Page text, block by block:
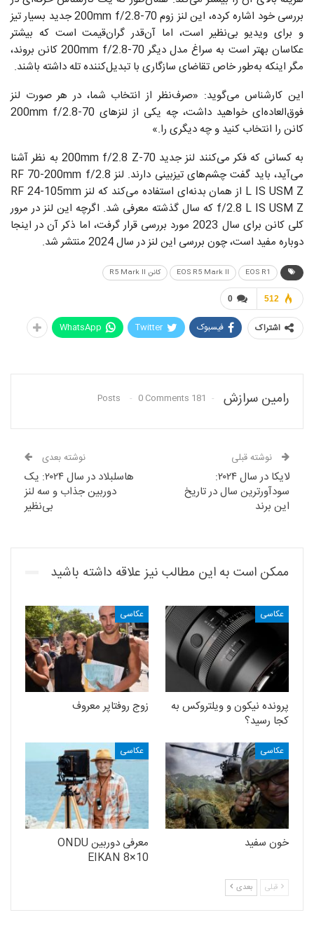
بررسی خود اشاره کرده، این لنز زوم 70-200mm f/2.8 جدید بسیار تیز
و برای ویدیو بی‌نظیر است، اما آن‌قدر گران‌قیمت است که بیشتر
عکاسان بهتر است به سراغ مدل دیگر 70-200mm f/2.8 کانن بروند،
مگر اینکه به‌طور خاص تقاضای سازگاری با تبدیل‌کننده تله داشته باشند.
این کارشناس می‌گوید: «صرف‌نظر از انتخاب شما، در هر صورت لنز
فوق‌العاده‌ای خواهید داشت، چه یکی از لنزهای 70-200mm f/2.8
کانن را انتخاب کنید و چه دیگری را.»
به کسانی که فکر می‌کنند لنز جدید 70-200mm f/2.8 Z به نظر آشنا
می‌آید، باید گفت چشم‌های تیزبینی دارند. لنز RF 70-200mm f/2.8
L IS USM Z از همان بدنه‌ای استفاده می‌کند که لنز RF 24-105mm
f/2.8 L IS USM Z که سال گذشته معرفی شد. اگرچه این لنز در مرور
کلی کانن برای سال 2023 مورد بررسی قرار گرفت، اما ذکر آن در اینجا
دوباره مفید است، چون بررسی این لنز در سال 2024 منتشر شد.
EOS R1
EOS R5 Mark II کانن R5 Mark II
0 512
اشتراک فیسبوک Twitter
WhatsApp
رامین سرازش 181 Posts
0 Comments
نوشته قبلی
لایکا در سال ۲۰۲۴:
سودآورترین سال در تاریخ
این برند
نوشته بعدی
هاسلبلاد در سال ۲۰۲۴: یک
دوربین جذاب و سه لنز
بی‌نظیر
ممکن است به این مطالب نیز علاقه داشته باشید
عکاسی
پرونده نیکون و ویلتروکس به
کجا رسید؟
عکاسی
زوج روفتاپر معروف
عکاسی
خون سفید
عکاسی
معرفی دوربین ONDU
EIKAN 8×10
قبلی بعدی